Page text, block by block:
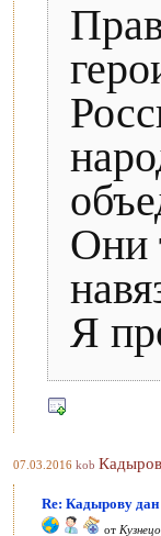
Они
Я
07.03.2016 kob
Re: Кадырову
от